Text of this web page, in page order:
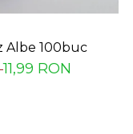
Albe 100buc
11,99 RON